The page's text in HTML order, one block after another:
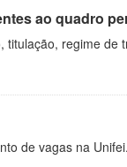
ao quadro
regime de
de vagas na Unifei.